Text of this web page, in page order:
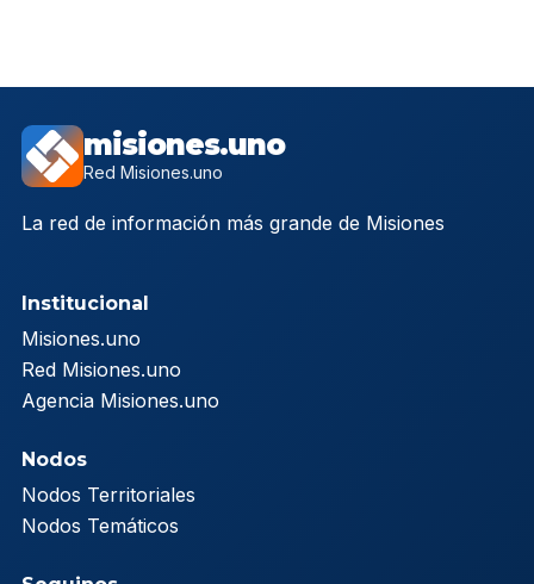
misiones.uno
Red Misiones.uno
La red de información más grande de Misiones
Institucional
Misiones.uno
Red Misiones.uno
Agencia Misiones.uno
Nodos
Nodos Territoriales
Nodos Temáticos